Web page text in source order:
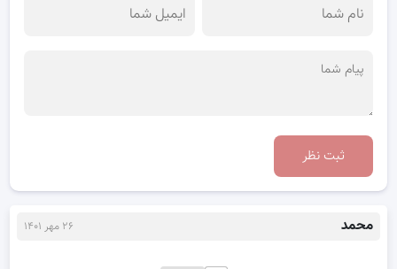
ثبت نظر
محمد ۲۶ مهر ۱۴۰۱